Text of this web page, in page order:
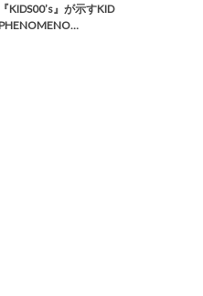
『KIDS00’s』が示すKID